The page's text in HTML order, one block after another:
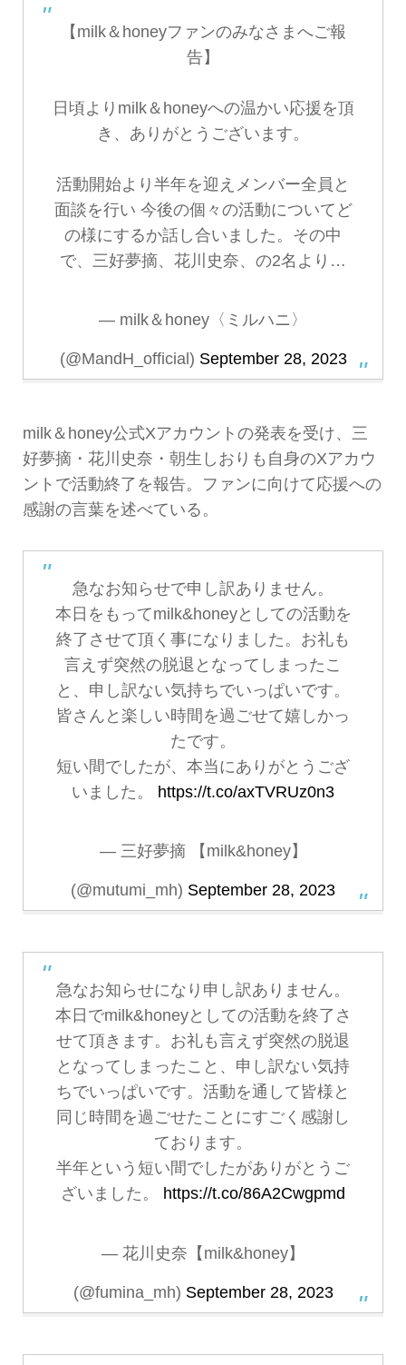
【milk＆honeyファンのみなさまへご報
告】
日頃よりmilk＆honeyへの温かい応援を頂
き、ありがとうございます。
活動開始より半年を迎えメンバー全員と
面談を行い 今後の個々の活動についてど
の様にするか話し合いました。その中
で、三好夢摘、花川史奈、の2名より…
— milk＆honey〈ミルハニ〉
(@MandH_official) September 28, 2023
milk＆honey公式Xアカウントの発表を受け、三
好夢摘・花川史奈・朝生しおりも自身のXアカウ
ントで活動終了を報告。ファンに向けて応援への
感謝の言葉を述べている。
急なお知らせで申し訳ありません。
本日をもってmilk&honeyとしての活動を
終了させて頂く事になりました。お礼も
言えず突然の脱退となってしまったこ
と、申し訳ない気持ちでいっぱいです。
皆さんと楽しい時間を過ごせて嬉しかっ
たです。
短い間でしたが、本当にありがとうござ
いました。 https://t.co/axTVRUz0n3
— 三好夢摘 【milk&honey】
(@mutumi_mh) September 28, 2023
急なお知らせになり申し訳ありません。
本日でmilk&honeyとしての活動を終了さ
せて頂きます。お礼も言えず突然の脱退
となってしまったこと、申し訳ない気持
ちでいっぱいです。活動を通して皆様と
同じ時間を過ごせたことにすごく感謝し
ております。
半年という短い間でしたがありがとうご
ざいました。 https://t.co/86A2Cwgpmd
— 花川史奈【milk&honey】
(@fumina_mh) September 28, 2023